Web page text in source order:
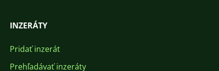
INZERÁTY
Pridať inzerát
Prehľadávať inzeráty